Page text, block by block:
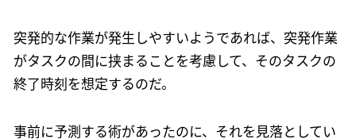
突発的な作業が発生しやすいようであれば、突発作業
がタスクの間に挟まることを考慮して、そのタスクの
終了時刻を想定するのだ。
事前に予測する術があったのに、それを見落としてい